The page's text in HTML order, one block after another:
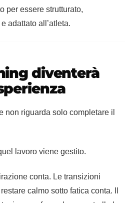
per essere strutturato,
adattato all’atleta.
diventerà
non riguarda solo completare il
lavoro viene gestito.
conta. Le transizioni
calmo sotto fatica conta. Il